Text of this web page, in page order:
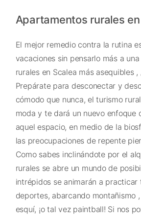
Apartamentos rurales
El mejor remedio contra la rutina
vacaciones sin pensarlo más a
rurales en Scalea más asequibles ,
Prepárate para desconectar y
cómodo que nunca, el turismo
moda y te dará un nuevo enfoque
aquel espacio, en medio de la
las preocupaciones de repente
Como sabes inclinándote por el
rurales se abre un mundo de
intrépidos se animarán a
deportes, abarcando montañismo
esquí, ¡o tal vez paintball! Si nos